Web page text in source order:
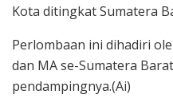
Kota ditingkat Sumatera
Perlombaan ini dihadiri
dan MA se-Sumatera
pendampingnya.(Ai)